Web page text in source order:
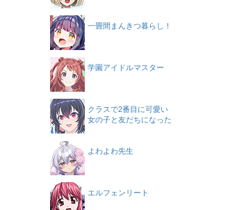
一畳間まんきつ暮らし！
学園アイドルマスター
クラスで2番目に可愛い
女の子と友だちになった
よわよわ先生
エルフェンリート